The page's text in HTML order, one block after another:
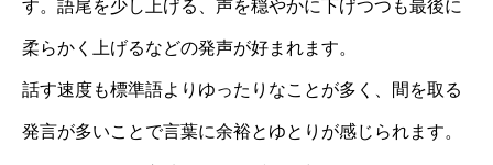
す。語尾を少し上げる、声を穏やかに下げつつも最後に
柔らかく上げるなどの発声が好まれます。
話す速度も標準語よりゆったりなことが多く、間を取る
発言が多いことで言葉に余裕とゆとりが感じられます。